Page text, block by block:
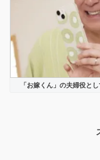
「お嫁くん」の夫婦役と